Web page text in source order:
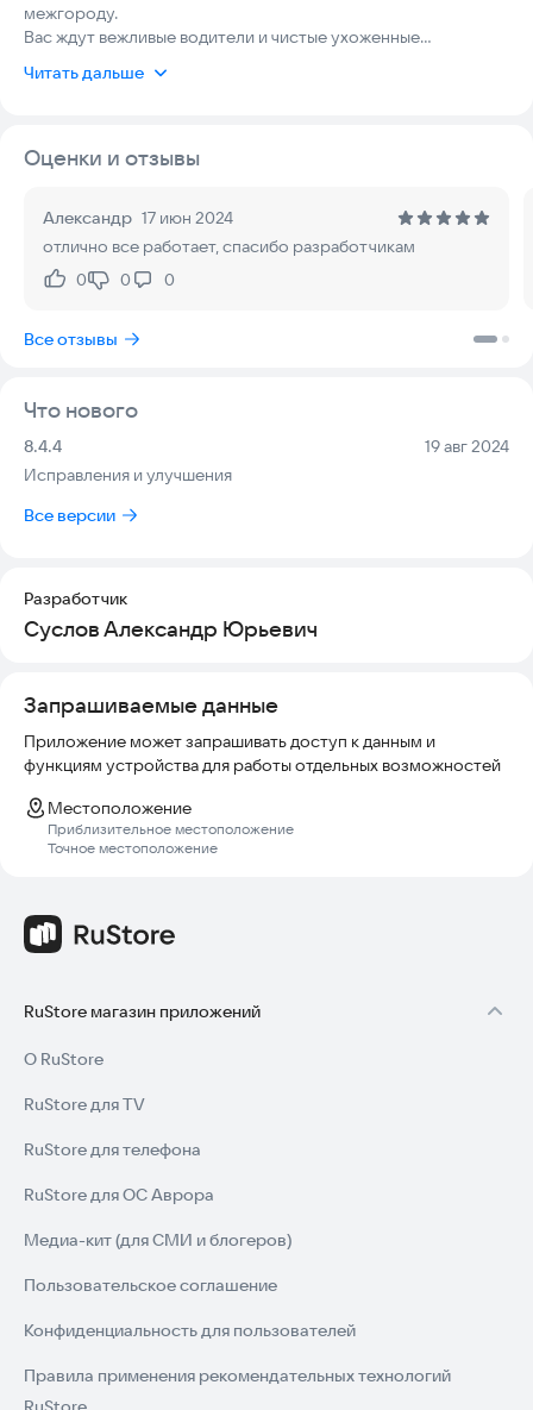
межгороду.
Вас ждут вежливые водители и чистые ухоженные
Документы за проезд межгород предоставляются в полном
Основные возможности приложения:
- предварительный расчет стоимости поездки;
- расчёт за поездку банковской картой;
- приложение показывает информацию о водителе и его
или водителю;
- индивидуальные оповещения;
- после поездки оставьте отзыв - нам важно ваше мнение о
качестве обслуживания;
- услуга трезвый водитель;
- услуга доставка продуктов по городу.
Читать дальше
Оценки и отзывы
Александр 17 июн 2024
отлично все работает, спасибо разработчикам
Нравится:
0Не нравится:
0 0
Все отзывы
Что нового
Версия:
8.4.4 Дата:
19 авг 2024
Исправления и улучшения
Все версии
Разработчик
Суслов Александр Юрьевич
Запрашиваемые данные
Приложение может запрашивать доступ к данным и
функциям устройства для работы отдельных возможностей
Местоположение
Приблизительное местоположение
Точное местоположение
RuStore магазин приложений
О RuStore
RuStore для TV
RuStore для телефона
RuStore для ОС Аврора
Медиа-кит (для СМИ и блогеров)
Пользовательское соглашение
Конфиденциальность для пользователей
Правила применения рекомендательных технологий